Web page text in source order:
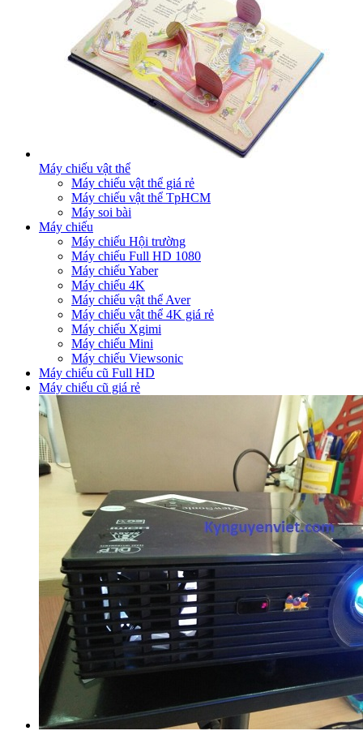
Máy chiếu vật thể
Máy chiếu vật thể giá rẻ
Máy chiếu vật thể TpHCM
Máy soi bài
Máy chiếu
Máy chiếu Hội trường
Máy chiếu Full HD 1080
Máy chiếu Yaber
Máy chiếu 4K
Máy chiếu vật thể Aver
Máy chiếu vật thể 4K giá rẻ
Máy chiếu Xgimi
Máy chiếu Mini
Máy chiếu Viewsonic
Máy chiếu cũ Full HD
Máy chiếu cũ giá rẻ